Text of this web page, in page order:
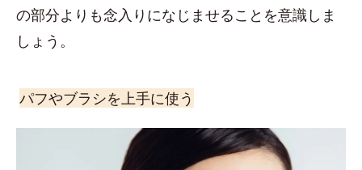
の部分よりも念入りになじませることを意識しま
しょう。
パフやブラシを上手に使う